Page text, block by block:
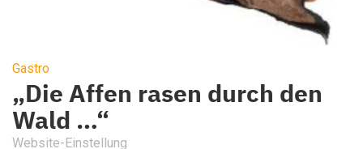
Gastro
„Die Affen rasen durch den
Wald …“
Website-Einstellung